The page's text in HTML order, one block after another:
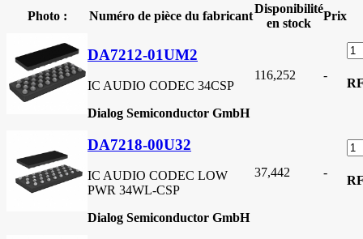
Photo : Numéro de pièce du fabricant
Disponibilité
en stock
Prix
DA7212-01UM2
IC AUDIO CODEC 34CSP
Dialog Semiconductor GmbH
116,252 -
DA7218-00U32
IC AUDIO CODEC LOW
PWR 34WL-CSP
Dialog Semiconductor GmbH
37,442 -